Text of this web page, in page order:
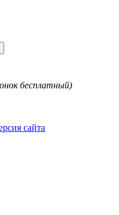
бесплатный)
сайта